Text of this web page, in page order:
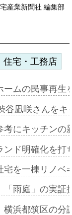
産業新聞社 編集部
住宅・工務店
ームの民事再
谷凪咲さんを
考にキッチン
ンド明確化を
宅を一棟リノ
「雨庭」の実
横浜都筑区の